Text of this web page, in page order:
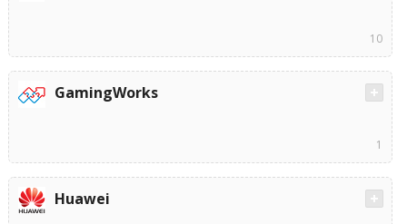
10
GamingWorks
1
Huawei